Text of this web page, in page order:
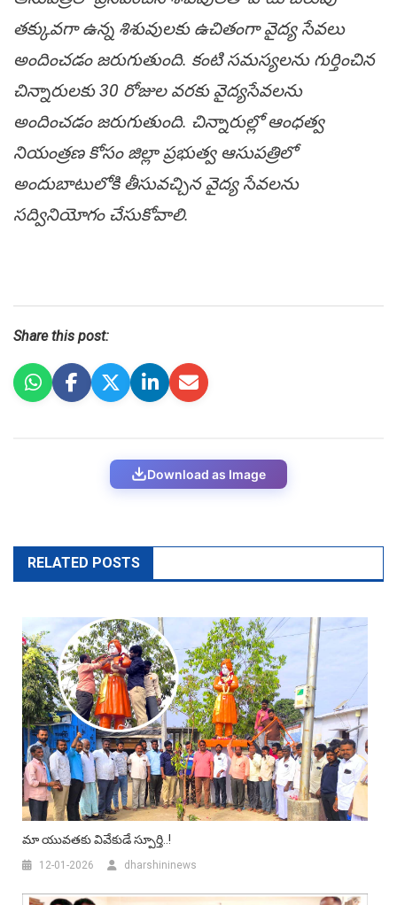
త‌క్కువ‌గా ఉన్న శిశువుల‌కు ఉచితంగా వైద్య సేవ‌లు
అందించ‌డం జ‌రుగుతుంది. కంటి స‌మ‌స్య‌ల‌ను గుర్తించిన
చిన్నారుల‌కు 30 రోజుల వ‌ర‌కు వైద్య‌సేవ‌ల‌ను
అందించ‌డం జ‌రుగుతుంది. చిన్నారుల్లో ఆంధ‌త్వ
నియంత్ర‌ణ కోసం జిల్లా ప్ర‌భుత్వ ఆసుప‌త్రిలో
అందుబాటులోకి తీసువ‌చ్చిన వైద్య సేవ‌ల‌ను
స‌ద్వినియోగం చేసుకోవాలి.
Share this post:
Download as Image
RELATED POSTS
మా యువతకు వివేకుడే స్పూర్తి..!
12-01-2026 dharshininews